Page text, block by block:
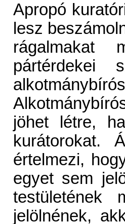
Apropó
lesz
rágalmakat
pártérdekei
jöhet létre,
kurátorokat.
értelmezi,
egyet sem
testületének
jelölnének,